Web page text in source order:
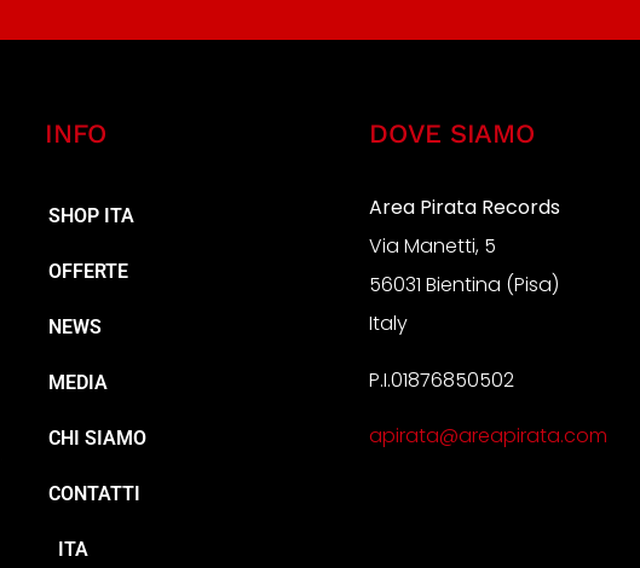
INFO
SHOP ITA
OFFERTE
NEWS
MEDIA
CHI SIAMO
CONTATTI
ITA
DOVE SIAMO
Area Pirata Records
Via Manetti, 5
56031 Bientina (Pisa)
Italy
P.I.01876850502
apirata@areapirata.com